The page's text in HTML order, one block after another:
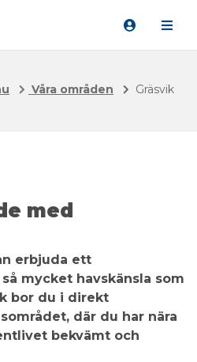
Våra områden Gräsvik
med
erbjuda ett
mycket havskänsla som
bor du i direkt
där du har nära
bekvämt och